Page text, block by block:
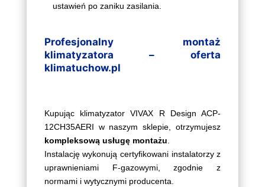
ustawień po zaniku zasilania.
Profesjonalny montaż
klimatyzatora – oferta
klimatuchow.pl
Kupując klimatyzator VIVAX R Design ACP-
12CH35AERI w naszym sklepie, otrzymujesz
kompleksową usługę montażu
Instalację wykonują certyfikowani instalatorzy z
uprawnieniami F-gazowymi, zgodnie z
normami i wytycznymi producenta.